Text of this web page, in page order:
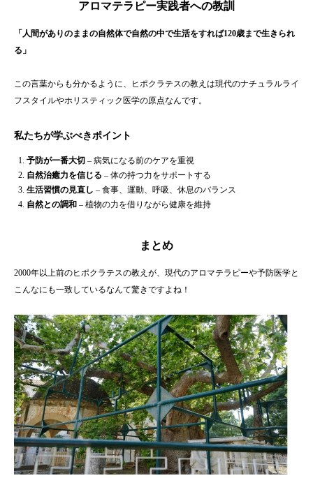
アロマテラピー実践者への教訓
「人間がありのままの自然体で自然の中で生活をすれば120歳まで生きられ
る」
この言葉からも分かるように、ヒポクラテスの教えは現代のナチュラルライ
フスタイルやホリスティック医学の原点なんです。
私たちが学ぶべきポイント
予防が一番大切 – 病気になる前のケアを重視
自然治癒力を信じる – 体の持つ力をサポートする
生活習慣の見直し – 食事、運動、呼吸、休息のバランス
自然との調和 – 植物の力を借りながら健康を維持
まとめ
2000年以上前のヒポクラテスの教えが、現代のアロマテラピーや予防医学と
こんなにも一致しているなんて驚きですよね！